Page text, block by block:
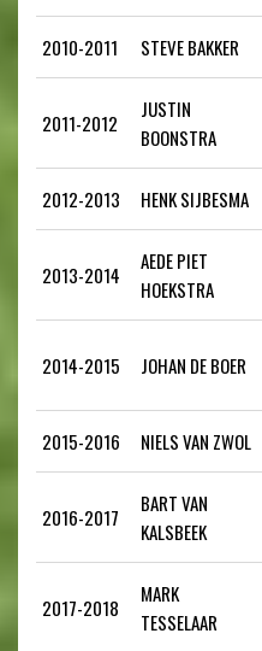
2010-2011 STEVE BAKKER
2011-2012
JUSTIN
BOONSTRA
2012-2013 HENK SIJBESMA
2013-2014
AEDE PIET
HOEKSTRA
2014-2015 JOHAN DE BOER
2015-2016 NIELS VAN ZWOL
2016-2017
BART VAN
KALSBEEK
2017-2018
MARK
TESSELAAR